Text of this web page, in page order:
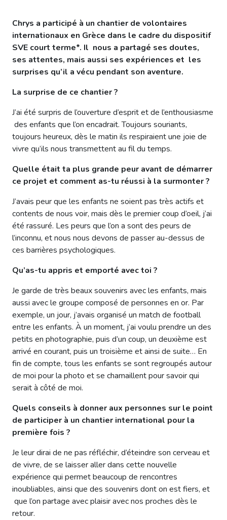
Chrys a participé à un chantier de volontaires
internationaux en Grèce dans le cadre du dispositif
SVE court terme*. Il nous a partagé ses doutes,
ses attentes, mais aussi ses expériences et les
surprises qu’il a vécu pendant son aventure.
La surprise de ce chantier ?
J’ai été surpris de l’ouverture d’esprit et de l’enthousiasme
des enfants que l’on encadrait. Toujours souriants,
toujours heureux, dès le matin ils respiraient une joie de
vivre qu’ils nous transmettent au fil du temps.
Quelle était ta plus grande peur avant de démarrer
ce projet et comment as-tu réussi à la surmonter ?
J’avais peur que les enfants ne soient pas très actifs et
contents de nous voir, mais dès le premier coup d’oeil, j’ai
été rassuré. Les peurs que l’on a sont des peurs de
l’inconnu, et nous nous devons de passer au-dessus de
ces barrières psychologiques.
Qu’as-tu appris et emporté avec toi ?
Je garde de très beaux souvenirs avec les enfants, mais
aussi avec le groupe composé de personnes en or. Par
exemple, un jour, j’avais organisé un match de football
entre les enfants. À un moment, j’ai voulu prendre un des
petits en photographie, puis d’un coup, un deuxième est
arrivé en courant, puis un troisième et ainsi de suite… En
fin de compte, tous les enfants se sont regroupés autour
de moi pour la photo et se chamaillent pour savoir qui
serait à côté de moi.
Quels conseils à donner aux personnes sur le point
de participer à un chantier international pour la
première fois ?
Je leur dirai de ne pas réfléchir, d’éteindre son cerveau et
de vivre, de se laisser aller dans cette nouvelle
expérience qui permet beaucoup de rencontres
inoubliables, ainsi que des souvenirs dont on est fiers, et
que l’on partage avec plaisir avec nos proches dès le
retour.